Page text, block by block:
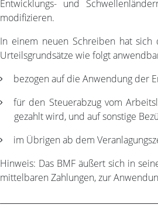
Entwicklungs- und
modifizieren.
In einem neuen Schreiben hat sich
Urteilsgrundsätze wie folgt
bezogen auf die Anwendung der
für den Steuerabzug vom
gezahlt wird, und auf sonstige
im Übrigen ab dem
Hinweis: Das BMF äußert sich in
mittelbaren Zahlungen, zur